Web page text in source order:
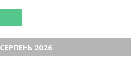
СЕРПЕНЬ 2026